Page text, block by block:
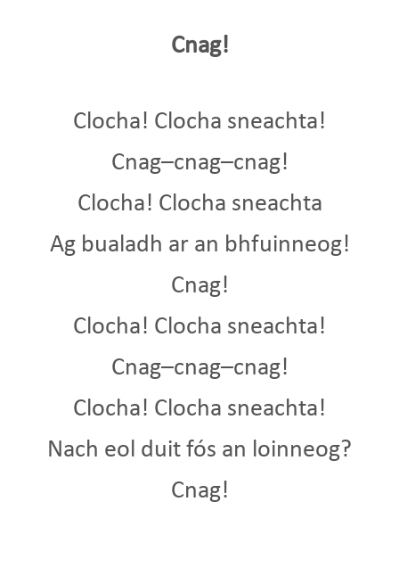
Cnag!
Clocha! Clocha sneachta!
Cnag–cnag–cnag!
Clocha! Clocha sneachta
Ag bualadh ar an bhfuinneog!
Cnag!
Clocha! Clocha sneachta!
Cnag–cnag–cnag!
Clocha! Clocha sneachta!
Nach eol duit fós an loinneog?
Cnag!